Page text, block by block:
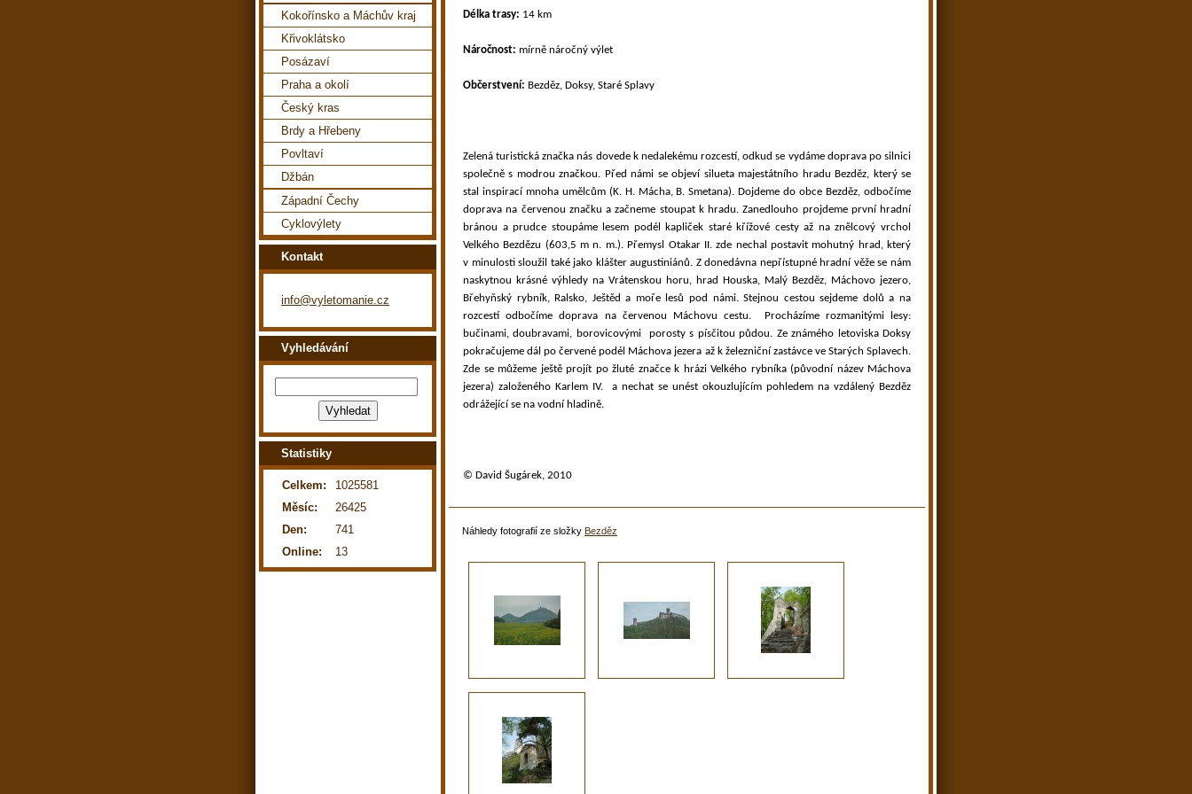
Délka trasy: 14 km
Náročnost: mírně náročný výlet
Občerstvení: Bezděz, Doksy, Staré Splavy
Zelená turistická značka nás dovede k nedalekému rozcestí, odkud se vydáme doprava po silnici
společně s modrou značkou. Před námi se objeví silueta majestátního hradu Bezděz, který se
stal inspirací mnoha umělcům (K. H. Mácha, B. Smetana). Dojdeme do obce Bezděz, odbočíme
doprava na červenou značku a začneme stoupat k hradu. Zanedlouho projdeme první hradní
bránou a prudce stoupáme lesem podél kapliček staré křížové cesty až na znělcový vrchol
Velkého Bezdězu (603,5 m n. m.). Přemysl Otakar II. zde nechal postavit mohutný hrad, který
v minulosti sloužil také jako klášter augustiniánů. Z donedávna nepřístupné hradní věže se nám
naskytnou krásné výhledy na Vrátenskou horu, hrad Houska, Malý Bezděz, Máchovo jezero,
Břehyňský rybník, Ralsko, Ještěd a moře lesů pod námi. Stejnou cestou sejdeme dolů a na
rozcestí odbočíme doprava na červenou Máchovu cestu. Procházíme rozmanitými lesy:
bučinami, doubravami, borovicovými porosty s písčitou půdou. Ze známého letoviska Doksy
pokračujeme dál po červené podél Máchova jezera až k železniční zastávce ve Starých Splavech.
Zde se můžeme ještě projít po žluté značce k hrázi Velkého rybníka (původní název Máchova
jezera) založeného Karlem IV.
a nechat se unést okouzlujícím pohledem na vzdálený Bezděz
odrážející se na vodní hladině.
© David Šugárek, 2010
Náhledy fotografií ze složky Bezděz
Kokořínsko a Máchův kraj
Křivoklátsko
Posázaví
Praha a okolí
Český kras
Brdy a Hřebeny
Povltaví
Džbán
Západní Čechy
Cyklovýlety
Kontakt
info@vyletomanie.cz
Vyhledávání
Statistiky
Online: 13
Celkem:
1025581
Měsíc:
26425
Den:
741